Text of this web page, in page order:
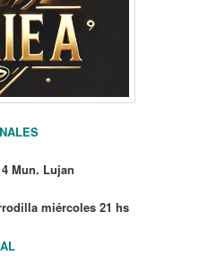
Mun. Lujan
miércoles 21 hs